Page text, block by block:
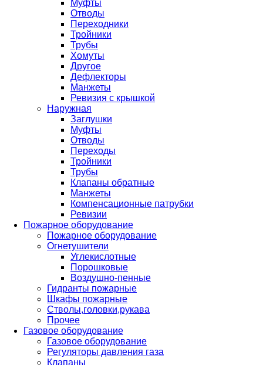
Муфты
Отводы
Переходники
Тройники
Трубы
Хомуты
Другое
Дефлекторы
Манжеты
Ревизия с крышкой
Наружная
Заглушки
Муфты
Отводы
Переходы
Тройники
Трубы
Клапаны обратные
Манжеты
Компенсационные патрубки
Ревизии
Пожарное оборудование
Пожарное оборудование
Огнетушители
Углекислотные
Порошковые
Воздушно-пенные
Гидранты пожарные
Шкафы пожарные
Стволы,головки,рукава
Прочее
Газовое оборудование
Газовое оборудование
Регуляторы давления газа
Клапаны